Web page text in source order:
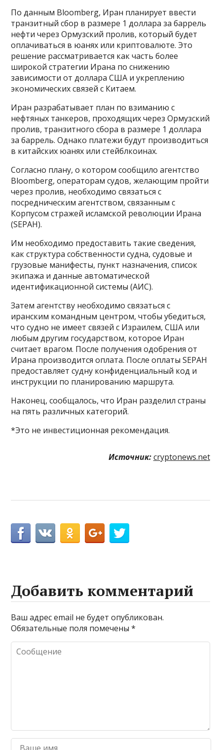
По данным Bloomberg, Иран планирует ввести
транзитный сбор в размере 1 доллара за баррель
нефти через Ормузский пролив, который будет
оплачиваться в юанях или криптовалюте. Это
решение рассматривается как часть более
широкой стратегии Ирана по снижению
зависимости от доллара США и укреплению
экономических связей с Китаем.
Иран разрабатывает план по взиманию с
нефтяных танкеров, проходящих через Ормузский
пролив, транзитного сбора в размере 1 доллара
за баррель. Однако платежи будут производиться
в китайских юанях или стейблкоинах.
Согласно плану, о котором сообщило агентство
Bloomberg, операторам судов, желающим пройти
через пролив, необходимо связаться с
посредническим агентством, связанным с
Корпусом стражей исламской революции Ирана
(SEPAH).
Им необходимо предоставить такие сведения,
как структура собственности судна, судовые и
грузовые манифесты, пункт назначения, список
экипажа и данные автоматической
идентификационной системы (АИС).
Затем агентству необходимо связаться с
иранским командным центром, чтобы убедиться,
что судно не имеет связей с Израилем, США или
любым другим государством, которое Иран
считает врагом. После получения одобрения от
Ирана производится оплата. После оплаты SEPAH
предоставляет судну конфиденциальный код и
инструкции по планированию маршрута.
Наконец, сообщалось, что Иран разделил страны
на пять различных категорий.
*Это не инвестиционная рекомендация.
Источник: cryptonews.net
Добавить комментарий
Ваш адрес email не будет опубликован.
Обязательные поля помечены*